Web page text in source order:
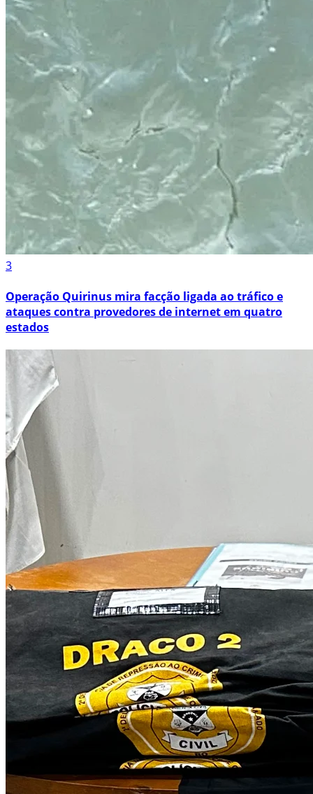
3
Operação Quirinus mira facção ligada ao tráfico e
ataques contra provedores de internet em quatro
estados